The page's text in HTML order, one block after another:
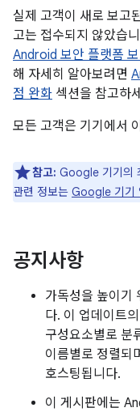
실제 고객이 새로 보고
고는 접수되지 않았습
Android 보안 플랫폼
해 자세히 알아보려면
점 완화 섹션을 참고하
모든 고객은 기기에서
참고: Google 기기의
관련 정보는 Google 기기
공지사항
가독성을 높이기
다. 이 업데이트
구성요소별로 분
이름별로 정렬되
호스팅됩니다.
이 게시판에는